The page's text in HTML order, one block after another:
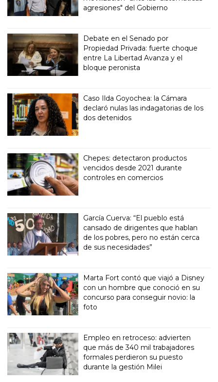
agresiones" del Gobierno
Debate en el Senado por
Propiedad Privada: fuerte choque
entre La Libertad Avanza y el
bloque peronista
Caso Ilda Goyochea: la Cámara
declaró nulas las indagatorias de los
dos detenidos
Chepes: detectaron productos
vencidos desde 2021 durante
controles en comercios
García Cuerva: “El pueblo está
cansado de dirigentes que hablan
de los pobres, pero no están cerca
de sus necesidades”
Marta Fort contó que viajó a Disney
con un hombre que conoció en su
concurso para conseguir novio: la
foto
Empleo en retroceso: advierten
que más de 340 mil trabajadores
formales perdieron su puesto
durante la gestión Milei